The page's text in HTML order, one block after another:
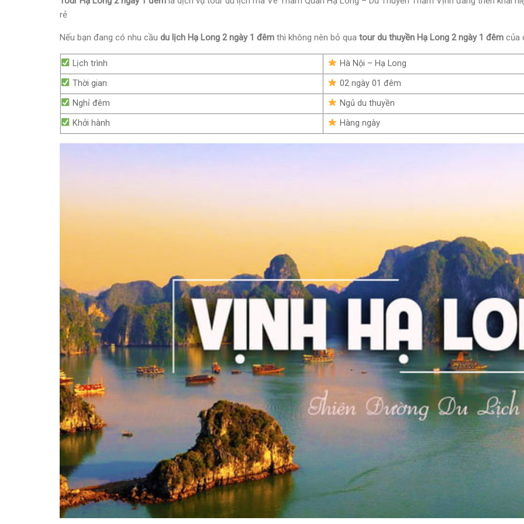
rẻ
Nếu bạn đang có nhu cầu du lịch Hạ Long 2 ngày 1 đêm thì không nên bỏ qua tour du thuyền Hạ Long 2 ngày 1 đêm của
Lịch trình
Hà Nội – Hạ Long
Thời gian
02 ngày 01 đêm
Nghỉ đêm
Ngủ du thuyền
Khởi hành
Hàng ngày